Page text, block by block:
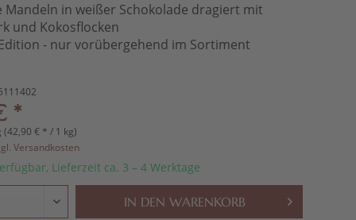
Mandeln in weißer Schokolade dragiert mit
und Kokosflocken
- nur vorübergehend im Sortiment
*
(42,90 € * / 1 kg)
Versandkosten
Lieferzeit ca. 3 – 4 Werktage
IN DEN WARENKORB